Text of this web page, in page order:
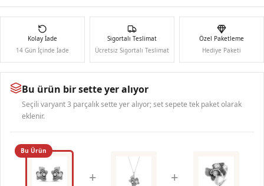
Kolay İade
14 Gün İçinde İade
Sigortalı Teslimat
Ücretsiz Sigortalı Teslimat
Özel Paketleme
Hediye Paketi
Bu ürün bir sette yer alıyor
Seçili varyant 3 parçalık sette yer alıyor; set sepete tek paket olarak
eklenir.
Bu Ürün
+ +